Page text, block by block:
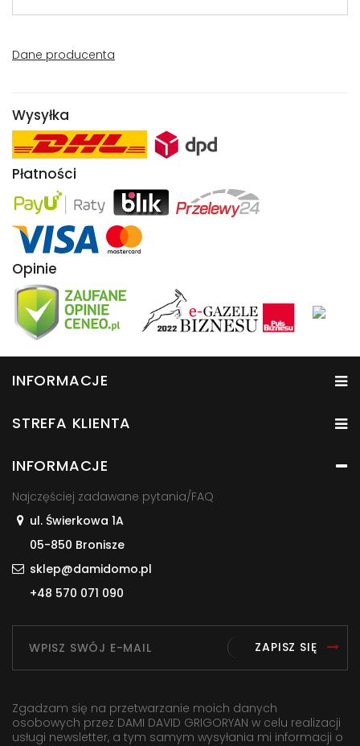
Dane producenta
Wysyłka
Płatności
Opinie
INFORMACJE
STREFA KLIENTA
INFORMACJE
Najczęściej zadawane pytania/FAQ
ul. Świerkowa 1A
05-850 Bronisze
sklep@damidomo.pl
+48 570 071 090
ZAPISZ SIĘ
Zgadzam się na przetwarzanie moich danych
osobowych przez DAMI DAVID GRIGORYAN w celu realizacji
usługi newsletter, a tym samym wysyłania mi informacji o